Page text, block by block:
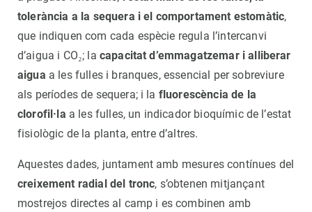
tolerància a la sequera i el comportament estomàtic,
que indiquen com cada espècie regula l’intercanvi
d’aigua i CO₂; la capacitat d’emmagatzemar i alliberar
aigua a les fulles i branques, essencial per sobreviure
als períodes de sequera; i la fluorescència de la
clorofil·la a les fulles, un indicador bioquímic de l’estat
fisiològic de la planta, entre d’altres.
Aquestes dades, juntament amb mesures contínues del
creixement radial del tronc, s’obtenen mitjançant
mostrejos directes al camp i es combinen amb